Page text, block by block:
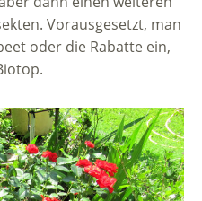
Vorausgesetzt, man
oder die Rabatte ein,